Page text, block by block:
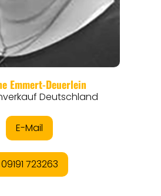
REISEFÜHRER
REISEMAGAZINE
THEMEN
ANGEBOTE